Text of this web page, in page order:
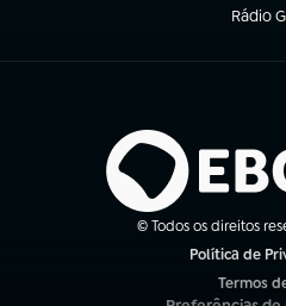
Rádio
(abre
© Todos os direitos
Política de
Termos
(abre em